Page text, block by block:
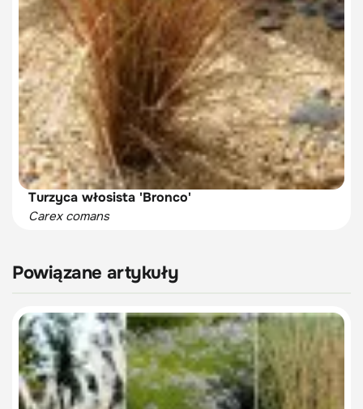
Turzyca włosista 'Bronco'
Carex comans
Powiązane artykuły